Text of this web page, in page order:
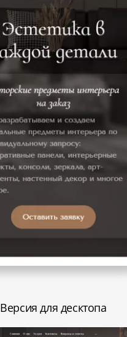
Версия для десктопа